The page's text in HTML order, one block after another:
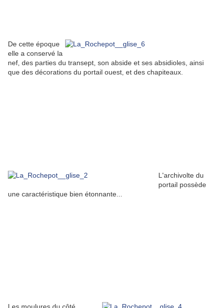
De cette époque
elle a conservé la
nef, des parties du transept, son abside et ses absidioles, ainsi
que des décorations du portail ouest, et des chapiteaux.
L'archivolte du
portail possède
une caractéristique bien étonnante...